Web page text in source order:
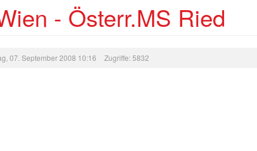
- Österr.MS Ried
07. September 2008 10:16 Zugriffe: 5832